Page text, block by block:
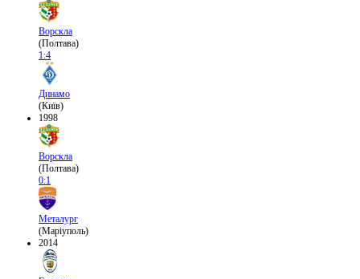
Ворскла
(Полтава)
1:4
Динамо
(Київ)
1998
Ворскла
(Полтава)
0:1
Металург
(Маріуполь)
2014